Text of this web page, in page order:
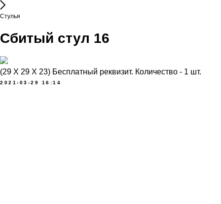
Стулья
Сбитый стул 16
(29 Х 29 Х 23) Бесплатный реквизит. Количество - 1 шт.
2021-03-29 16:14